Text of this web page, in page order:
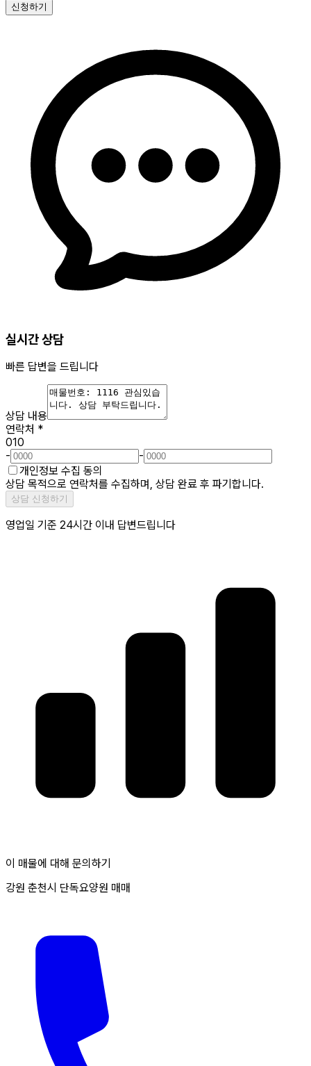
신청하기
실시간 상담
빠른 답변을 드립니다
상담 내용
연락처 *
010
-
-
개인정보 수집 동의
상담 목적으로 연락처를 수집하며, 상담 완료 후 파기합니다.
상담 신청하기
영업일 기준 24시간 이내 답변드립니다
이 매물에 대해 문의하기
강원 춘천시 단독요양원 매매